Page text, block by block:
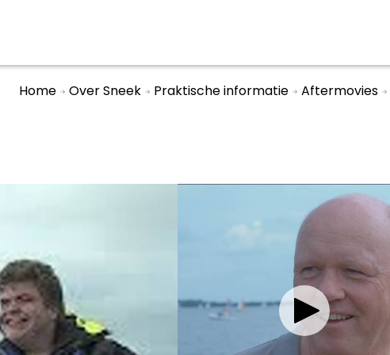
De Friese meren
Home Over Sneek Praktische informatie Aftermovies